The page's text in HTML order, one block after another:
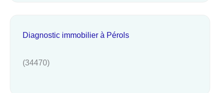
Diagnostic immobilier à Pérols
(34470)